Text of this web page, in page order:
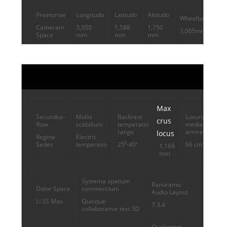
Praetoriae
Cameram
Space
Longitudo
5,050
mm
Latitudo
1,588
mm
Altitudo
1,750
mm
Wheelbase
3,005mm
Secundus-
Row
Regina
Sedes
Mollis
scabillum
Electric
temperatio
Backrest
temperatio
range
25⁰-40°
Max
crus
locus
1,169
mm
Luxuriae
media
armrest
66 cm
Dolor Space
Li SS Max
Systema spatium
commercium
Quinque-
collaborative text 3D
Panoramic
Audio Layout
7.3.4